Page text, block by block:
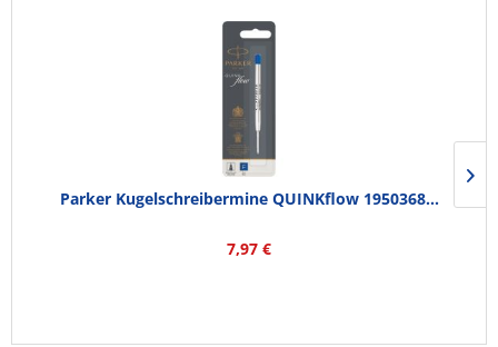
Parker Kugelschreibermine QUINKflow 1950368...
7,97 €